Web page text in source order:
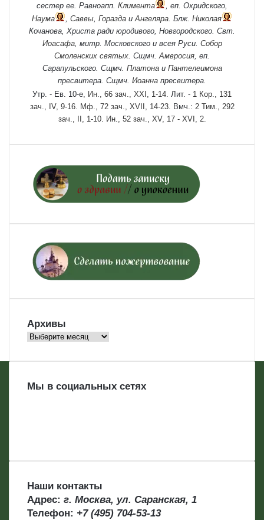
сестер ее. Равноапп. Климента
, еп. Охридского,
Наума
Саввы Горазда и Ангеляра . Блж. Николая
Кочанова, Христа ради юродивого, Новгородского. Свт.
Иоасафа, митр. Московского и всея Руси. Собор
Смоленских святых . Сщмч. Амвросия , еп.
Сарапульского. Сщмч. Платонаи Пантелеимона
пресвитера. Сщмч. Иоанна пресвитера.
Утр. - Ев. 10-е, Ин., 66 зач., XXI, 1-14. Лит. - 1 Кор., 131
зач., IV, 9-16. Мф., 72 зач., XVII, 14-23. Вмч.: 2 Тим., 292
зач., II, 1-10. Ин., 52 зач., XV, 17 - XVI, 2.
Архивы
Архивы
Мы в социальных сетях
Наши контакты
Адрес: г. Москва, ул. Саранская, 1
Телефон: +7 (495) 704-53-13